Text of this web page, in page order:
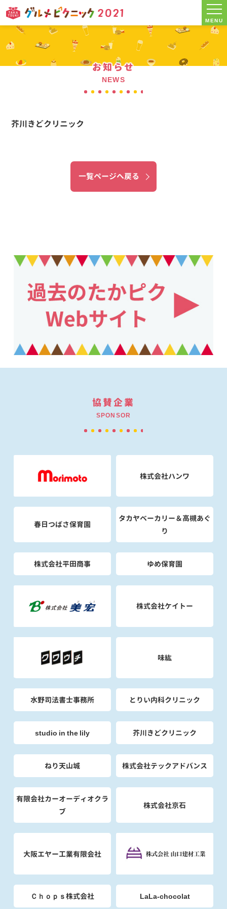
MENU
お知らせ
NEWS
芥川きどクリニック
一覧ページへ戻る
協賛企業
SPONSOR
株式会社ハンワ
春日つばさ保育園
タカヤベーカリー＆高槻あぐ
り
株式会社平田商事 ゆめ保育園
株式会社ケイトー
味紘
水野司法書士事務所 とりい内科クリニック
studio in the lily 芥川きどクリニック
ねり天山城 株式会社テックアドバンス
有限会社カーオーディオクラ
ブ
株式会社京石
大阪エヤー工業有限会社
Ｃｈｏｐｓ株式会社 LaLa-chocolat